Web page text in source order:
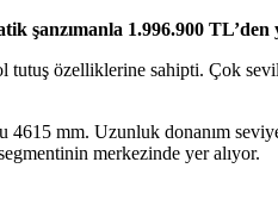
şanzımanla 1.996.900 TL’den
tutuş özelliklerine sahipti. Çok
mm. Uzunluk donanım
merkezinde yer alıyor.